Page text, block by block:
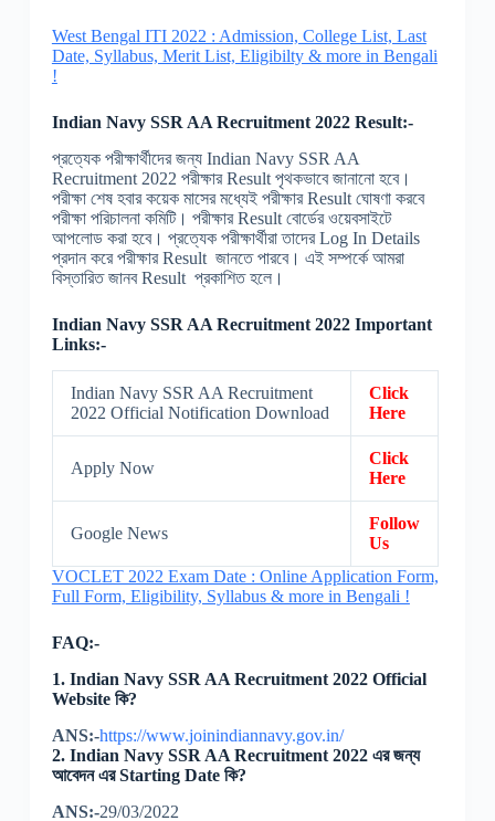
West Bengal ITI 2022 : Admission, College List, Last
Date, Syllabus, Merit List, Eligibilty & more in Bengali
!
Indian Navy SSR AA Recruitment 2022 Result:-
প্রত্যেক পরীক্ষার্থীদের জন্য Indian Navy SSR AA
Recruitment 2022 পরীক্ষার Result পৃথকভাবে জানানো হবে।
পরীক্ষা শেষ হবার কয়েক মাসের মধ্যেই পরীক্ষার Result ঘোষণা করবে
পরীক্ষা পরিচালনা কমিটি। পরীক্ষার Result বোর্ডের ওয়েবসাইটে
আপলোড করা হবে। প্রত্যেক পরীক্ষার্থীরা তাদের Log In Details
প্রদান করে পরীক্ষার Result জানতে পারবে। এই সম্পর্কে আমরা
বিস্তারিত জানব Result প্রকাশিত হলে।
Indian Navy SSR AA Recruitment 2022 Important
Links:-
Indian Navy SSR AA Recruitment
2022 Official Notification Download
Click
Here
Apply Now
Click
Here
Google News
Follow
Us
VOCLET 2022 Exam Date : Online Application Form,
Full Form, Eligibility, Syllabus & more in Bengali !
FAQ:-
1. Indian Navy SSR AA Recruitment 2022 Official
Website কি?
ANS:-https://www.joinindiannavy.gov.in/
2. Indian Navy SSR AA Recruitment 2022 এর জন্য
আবেদন এর Starting Date কি?
ANS:-29/03/2022